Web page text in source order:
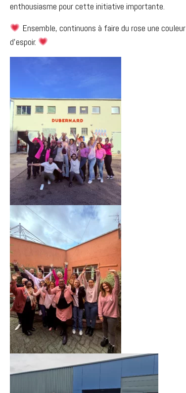
enthousiasme pour cette initiative importante.
Ensemble, continuons à faire du rose une couleur
d’espoir.